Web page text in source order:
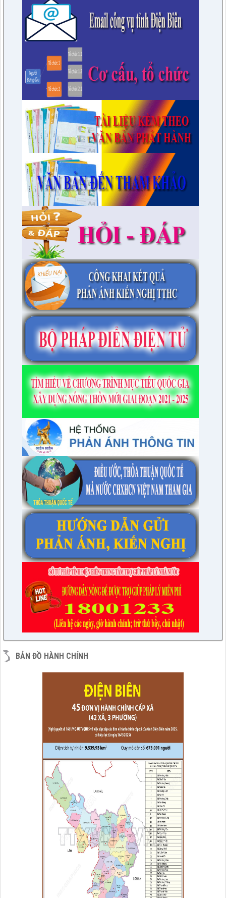
Kế hoạch Học tập, trao đổi kinh nghiệm năm 2023 của HĐND
huyện khóa XXI, nhiệm kỳ 2021 - 2026 tại các huyện thuộc
các tỉnh phía Nam
lượt xem: 15598 | lượt tải:1682
6/KH-BPC
Kế hoạch giám sát việc thực hiện các quy định của pháp luật
về công tác thi hành án dân sự trên địa bàn huyện năm 2021,
2022
lượt xem: 3456 | lượt tải:975
7/QĐ-BPC
Quyết định thành lập đoàn giám sát việc thực hiện các quy
định của pháp luật về công tác thi hành án dân sự trên địa
bàn huyện năm 2021, 2022
lượt xem: 3391 | lượt tải:597
230/CTr-TT HĐND
Chương trình công tác tháng 03/2023 của TT HĐND
lượt xem: 3383 | lượt tải:461
1/NQ-TTHĐND
Nghị quyết V/v: Điều chỉnh cục bộ quy hoạch chi tiết xây dựng
tỷ lệ 1/500 Khu trung tâm thị trấn Tuần Giáo huyện Tuần Giáo
tỉnh Điện Biên ( Khu dân cư số 1 Thị trấn Tuần Giáo; Khu dân
cư số 2 Thị trấn Tuần Giáo; Khu dân cư mới số 3
lượt xem: 2804 | lượt tải:1463
2/CV-BDT
Đề xuất chuyên đề giám sát năm 2024
lượt xem: 3926 | lượt tải:979
4/CV-BKTXH
Đề xuất nội dung giám sát năm 2024 của TT HĐND huyện
lượt xem: 4948 | lượt tải:1315
BẢN ĐỒ HÀNH CHÍNH